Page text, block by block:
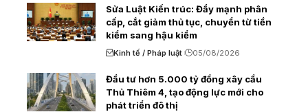
Sửa Luật Kiến trúc: Đẩy mạnh phân
cấp, cắt giảm thủ tục, chuyển từ tiền
kiểm sang hậu kiểm
Kinh tế / Pháp luật 05/08/2026
Đầu tư hơn 5.000 tỷ đồng xây cầu
Thủ Thiêm 4, tạo động lực mới cho
phát triển đô thị